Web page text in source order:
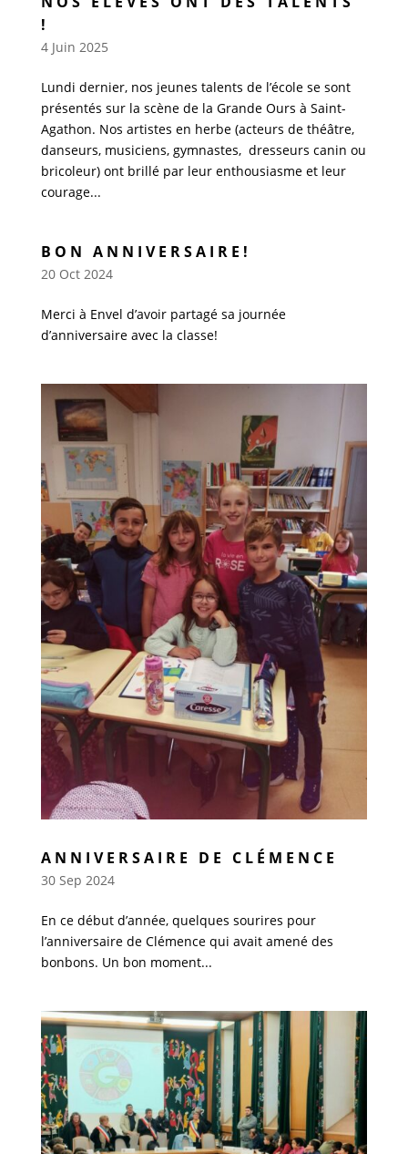
!
4 Juin 2025
Lundi dernier, nos jeunes talents de l’école se sont
présentés sur la scène de la Grande Ours à Saint-
Agathon. Nos artistes en herbe (acteurs de théâtre,
danseurs, musiciens, gymnastes, dresseurs canin ou
bricoleur) ont brillé par leur enthousiasme et leur
courage...
BON ANNIVERSAIRE!
20 Oct 2024
Merci à Envel d’avoir partagé sa journée
d’anniversaire avec la classe!
ANNIVERSAIRE DE CLÉMENCE
30 Sep 2024
En ce début d’année, quelques sourires pour
l’anniversaire de Clémence qui avait amené des
bonbons. Un bon moment...